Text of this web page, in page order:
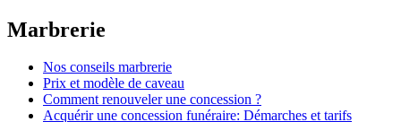
Marbrerie
Nos conseils marbrerie
Prix et modèle de caveau
Comment renouveler une concession ?
Acquérir une concession funéraire: Démarches et tarifs